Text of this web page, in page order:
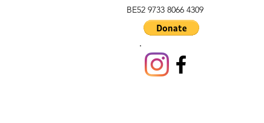
BE52 9733 8066 4309